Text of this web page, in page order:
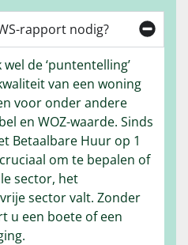
rapport nodig?
de ‘puntentelling’
van een woning
voor onder andere
en WOZ-waarde. Sinds
Betaalbare Huur op 1
om te bepalen of
sector, het
sector valt. Zonder
u een boete of een